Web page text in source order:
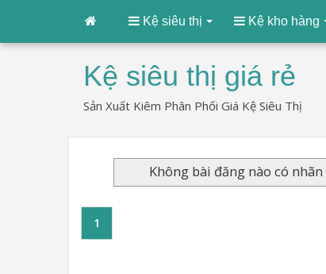
Kệ siêu thị Kệ kho hàng
Kệ siêu thị giá rẻ
Sản Xuất Kiêm Phân Phối Giá Kệ Siêu Thị
Không bài đăng nào có nhãn
1